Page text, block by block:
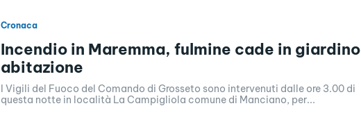
Cronaca
Incendio in Maremma, fulmine cade in giardino
abitazione
I Vigili del Fuoco del Comando di Grosseto sono intervenuti dalle ore 3.00 di
questa notte in località La Campigliola comune di Manciano, per...